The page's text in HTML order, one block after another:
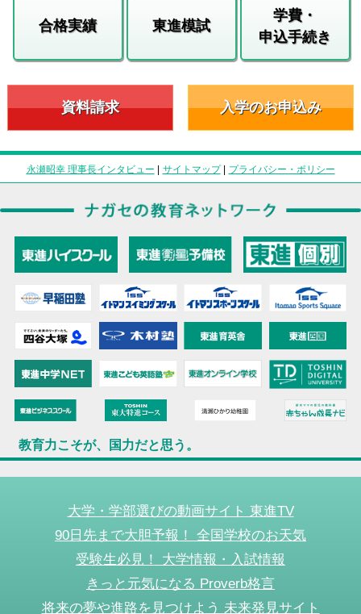
合格実績 東進模試
学費・
申込手続き
資料請求 入学のお申込み
永瀬昭幸 理事長インタビュー | サイトマップ| プライバシー・ポリシー
教育力こそが、国力だと思う。
大学・学部選びの動画サイト 東進TV
90日先まで大胆予報！ 全国学校のお天気
受験生必見！ 大学情報・入試情報
きっと元気になる Proverb格言
将来の夢や進路を見つけよう 未来発見サイト